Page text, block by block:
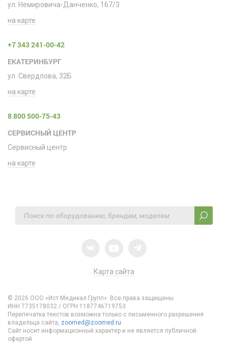
ул. Немировича-Данченко, 167/3
на карте
+7 343 241-00-42
ЕКАТЕРИНБУРГ
ул. Свердлова, 32Б
на карте
8 800 500-75-43
СЕРВИСНЫЙ ЦЕНТР
Сервисный центр
на карте
Карта сайта
© 2026 ООО «Ист Медикал Групп». Все права защищены.
ИНН 7735178032 / ОГРН 1187746719753
Перепечатка текстов возможна только с письменного разрешения
владельца сайта, zoomed@zoomed.ru
Сайт носит информационный характер и не является публичной
офертой.